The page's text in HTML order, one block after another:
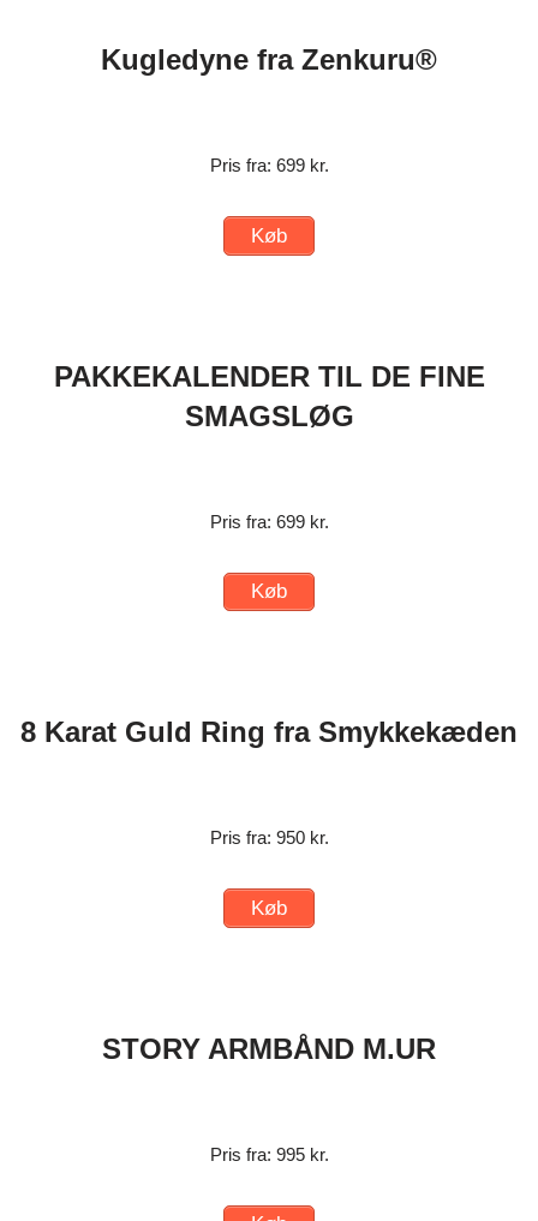
Kugledyne fra Zenkuru®
Pris fra: 699 kr.
Køb
PAKKEKALENDER TIL DE FINE
SMAGSLØG
Pris fra: 699 kr.
Køb
8 Karat Guld Ring fra Smykkekæden
Pris fra: 950 kr.
Køb
STORY ARMBÅND M.UR
Pris fra: 995 kr.